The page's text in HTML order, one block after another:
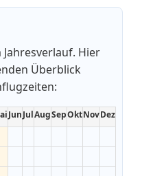
Hier
Überblick
JunJulAugSepOktNovDez